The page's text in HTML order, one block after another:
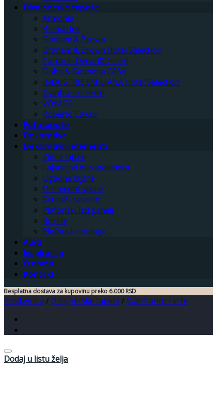
Dizajnerske tapete
Armonia
Blumarine
Graham & Brown
Graham & Brown Hotel Selection
Carrara- Decori&Decori
Dolce & Gabbana CASA
INDUSTRIE EMILIANA Hotel Selection
Gianfranco Ferre
VOYAGE
Roberto Cavalli
Fototapete
Dekorativa
Dekorativni elementi
Zidne lajsne
Lajsne od duropolimera
Ugaone lajsne
Ornament lajsne
Skrivači rasvete
Plafonski led paneli
Rozete
Plafonske obloge
Alati
Inspiracija
O nama
Kontakt
Besplatna dostava za kupovinu preko 6.000 RSD
Prodavnica / Dizajnerske tapete /Gianfranco Ferre
Dodaj u listu želja